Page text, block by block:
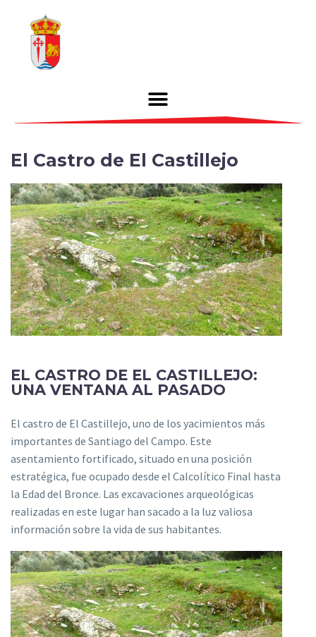
El Castro de El Castillejo
EL CASTRO DE EL CASTILLEJO:
UNA VENTANA AL PASADO
El castro de El Castillejo, uno de los yacimientos más
importantes de Santiago del Campo. Este
asentamiento fortificado, situado en una posición
estratégica, fue ocupado desde el Calcolítico Final hasta
la Edad del Bronce. Las excavaciones arqueológicas
realizadas en este lugar han sacado a la luz valiosa
información sobre la vida de sus habitantes.